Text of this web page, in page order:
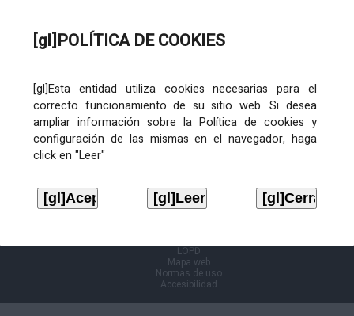
[gl]POLÍTICA DE COOKIES
[gl]Esta entidad utiliza cookies necesarias para el
correcto funcionamiento de su sitio web. Si desea
ampliar información sobre la Política de cookies y
configuración de las mismas en el navegador, haga
click en "Leer"
LOPD
Mapa web
Normas de uso
Accesibilidad